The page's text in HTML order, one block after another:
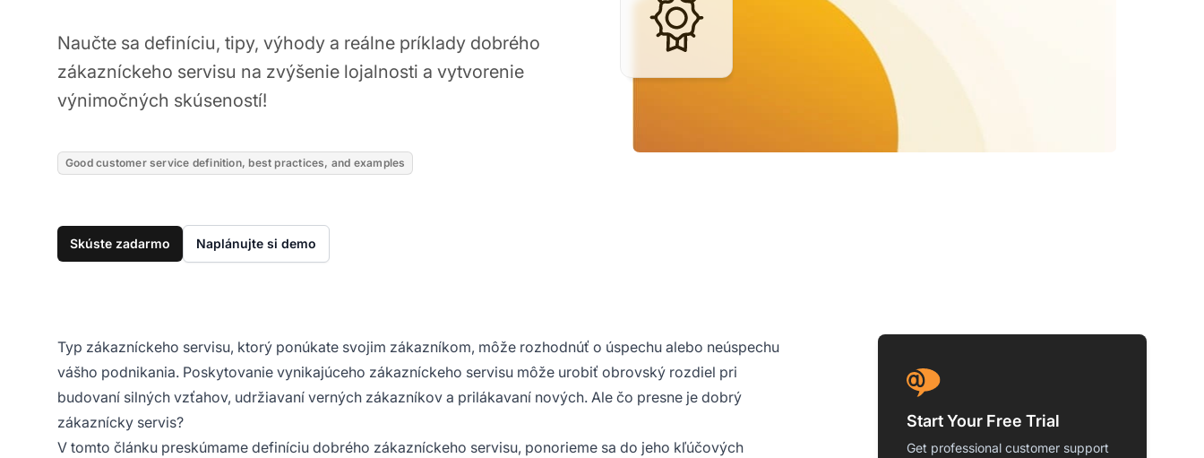
Naučte sa definíciu, tipy, výhody a reálne príklady dobrého
zákazníckeho servisu na zvýšenie lojalnosti a vytvorenie
výnimočných skúseností!
Good customer service definition, best practices, and examples
Skúste zadarmo Naplánujte si demo
Typ zákazníckeho servisu, ktorý ponúkate svojim zákazníkom, môže rozhodnúť o úspechu alebo neúspechu
vášho podnikania. Poskytovanie vynikajúceho zákazníckeho servisu môže urobiť obrovský rozdiel pri
budovaní silných vzťahov, udržiavaní verných zákazníkov a prilákavaní nových. Ale čo presne je dobrý
zákaznícky servis?
V tomto článku preskúmame definíciu dobrého zákazníckeho servisu, ponorieme sa do jeho kľúčových
Start Your Free Trial
Get professional customer support